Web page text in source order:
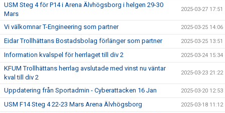
USM Steg 4 för P14 i Arena Älvhögsborg i helgen 29-30
Mars
2025-03-27 17:51
Vi välkomnar T-Engineering som partner 2025-03-25 14:06
Eidar Trollhättans Bostadsbolag förlänger som partner 2025-03-25 13:51
Information kvalspel för herrlaget till div 2 2025-03-24 15:34
KFUM Trollhättans herrlag avslutade med vinst nu väntar
kval till div 2
2025-03-23 21:22
Uppdatering från Sportadmin - Cyberattacken 16 Jan 2025-03-20 12:53
USM F14 Steg 4 22-23 Mars Arena Älvhögsborg 2025-03-18 11:12